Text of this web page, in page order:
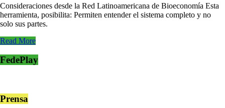
Consideraciones desde la Red Latinoamericana de Bioeconomía Esta
herramienta, posibilita: Permiten entender el sistema completo y no
solo sus partes.
Read More
FedePlay
Prensa